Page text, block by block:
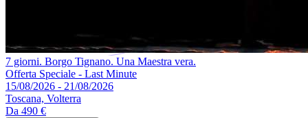
7 giorni. Borgo Tignano. Una Maestra vera.
Offerta Speciale - Last Minute
15/08/2026 - 21/08/2026
Toscana, Volterra
Da 490 €